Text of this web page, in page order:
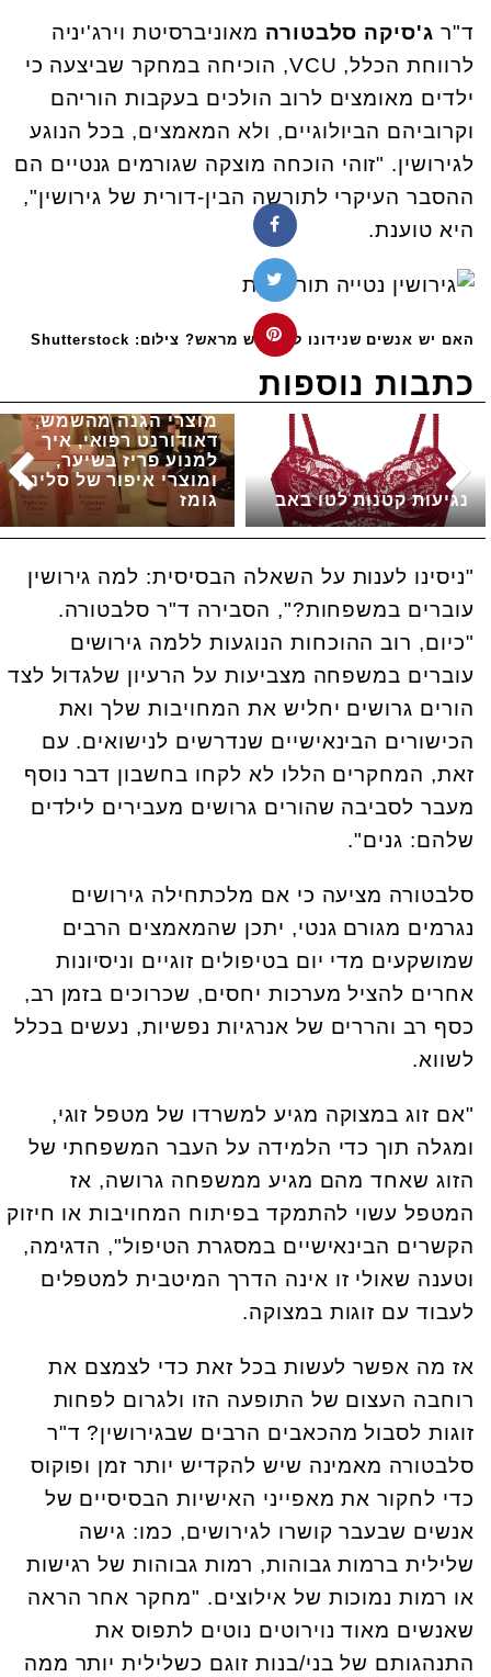
ד"ר ג'סיקה סלבטורה מאוניברסיטת וירג'יניה
לרווחת הכלל, VCU, הוכיחה במחקר שביצעה כי
ילדים מאומצים לרוב הולכים בעקבות הוריהם
וקרוביהם הביולוגיים, ולא המאמצים, בכל הנוגע
לגירושין. "זוהי הוכחה מוצקה שגורמים גנטיים הם
ההסבר העיקרי לתורשה הבין-דורית של גירושין",
היא טוענת.
האם יש אנשים שנידונו להתגרש מראש? צילום: Shutterstock
כתבות נוספות
מוצרי הגנה מהשמש,
דאודורנט רפואי, איך
למנוע פריז בשיער,
ומוצרי איפור של סלינה
גומז
נגיעות קטנות לטו באב
"ניסינו לענות על השאלה הבסיסית: למה גירושין
עוברים במשפחות?", הסבירה ד"ר סלבטורה.
"כיום, רוב ההוכחות הנוגעות ללמה גירושים
עוברים במשפחה מצביעות על הרעיון שלגדול לצד
הורים גרושים יחליש את המחויבות שלך ואת
הכישורים הבינאישיים שנדרשים לנישואים. עם
זאת, המחקרים הללו לא לקחו בחשבון דבר נוסף
מעבר לסביבה שהורים גרושים מעבירים לילדים
שלהם: גנים".
סלבטורה מציעה כי אם מלכתחילה גירושים
נגרמים מגורם גנטי, יתכן שהמאמצים הרבים
שמושקעים מדי יום בטיפולים זוגיים וניסיונות
אחרים להציל מערכות יחסים, שכרוכים בזמן רב,
כסף רב והררים של אנרגיות נפשיות, נעשים בכלל
לשווא.
"אם זוג במצוקה מגיע למשרדו של מטפל זוגי,
ומגלה תוך כדי הלמידה על העבר המשפחתי של
הזוג שאחד מהם מגיע ממשפחה גרושה, אז
המטפל עשוי להתמקד בפיתוח המחויבות או חיזוק
הקשרים הבינאישיים במסגרת הטיפול", הדגימה,
וטענה שאולי זו אינה הדרך המיטבית למטפלים
לעבוד עם זוגות במצוקה.
אז מה אפשר לעשות בכל זאת כדי לצמצם את
רוחבה העצום של התופעה הזו ולגרום לפחות
זוגות לסבול מהכאבים הרבים שבגירושין? ד"ר
סלבטורה מאמינה שיש להקדיש יותר זמן ופוקוס
כדי לחקור את מאפייני האישיות הבסיסיים של
אנשים שבעבר קושרו לגירושים, כמו: גישה
שלילית ברמות גבוהות, רמות גבוהות של רגישות
או רמות נמוכות של אילוצים. "מחקר אחר הראה
שאנשים מאוד נוירוטים נוטים לתפוס את
התנהגותם של בני/בנות זוגם כשלילית יותר ממה